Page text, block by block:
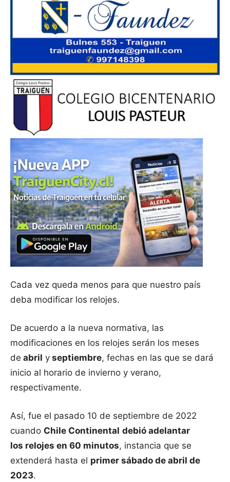
Cada vez queda menos para que nuestro país
deba modificar los relojes.
De acuerdo a la nueva normativa, las
modificaciones en los relojes serán los meses
de abril y septiembre, fechas en las que se dará
inicio al horario de invierno y verano,
respectivamente.
Así, fue el pasado 10 de septiembre de 2022
cuando Chile Continental debió adelantar
los relojes en 60 minutos, instancia que se
extenderá hasta el primer sábado de abril de
2023.